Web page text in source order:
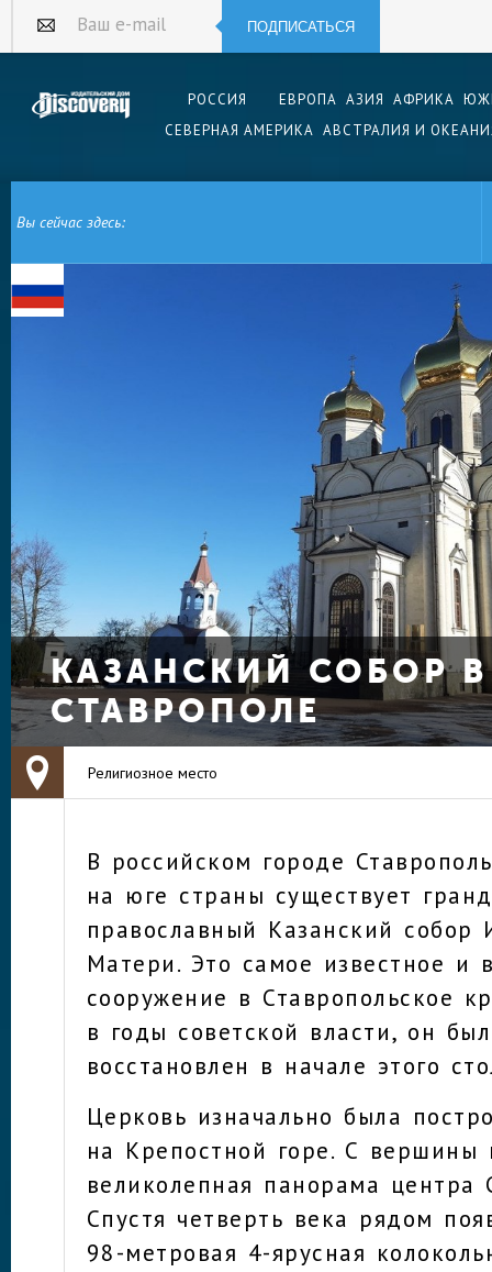
Ваш e-mail ПОДПИСАТЬСЯ
РОССИЯ ЕВРОПА АЗИЯ АФРИКА
СЕВЕРНАЯ АМЕРИКА АВСТРАЛИЯ И
Вы сейчас здесь:
ГЛАВНАЯ КАЗАНСКИЙ СОБОР В
КАЗАНСКИЙ СОБОР В
СТАВРОПОЛЕ
Религиозное место
В российском городе
на юге страны существует
православный Казанский
Матери. Это самое известное и
сооружение в Ставропольское
в годы советской власти, он
восстановлен в начале этого
Церковь изначально была
на Крепостной горе. С вершины
великолепная панорама центра
Спустя четверть века рядом
98-метровая 4-ярусная